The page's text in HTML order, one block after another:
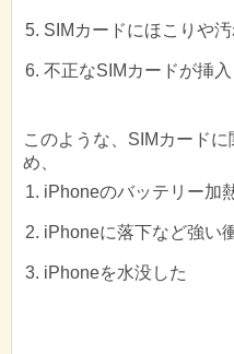
SIMカードにほこりや
不正なSIMカードが挿
このような、SIMカード
め、
iPhoneのバッテリー加
iPhoneに落下など強い
iPhoneを水没した